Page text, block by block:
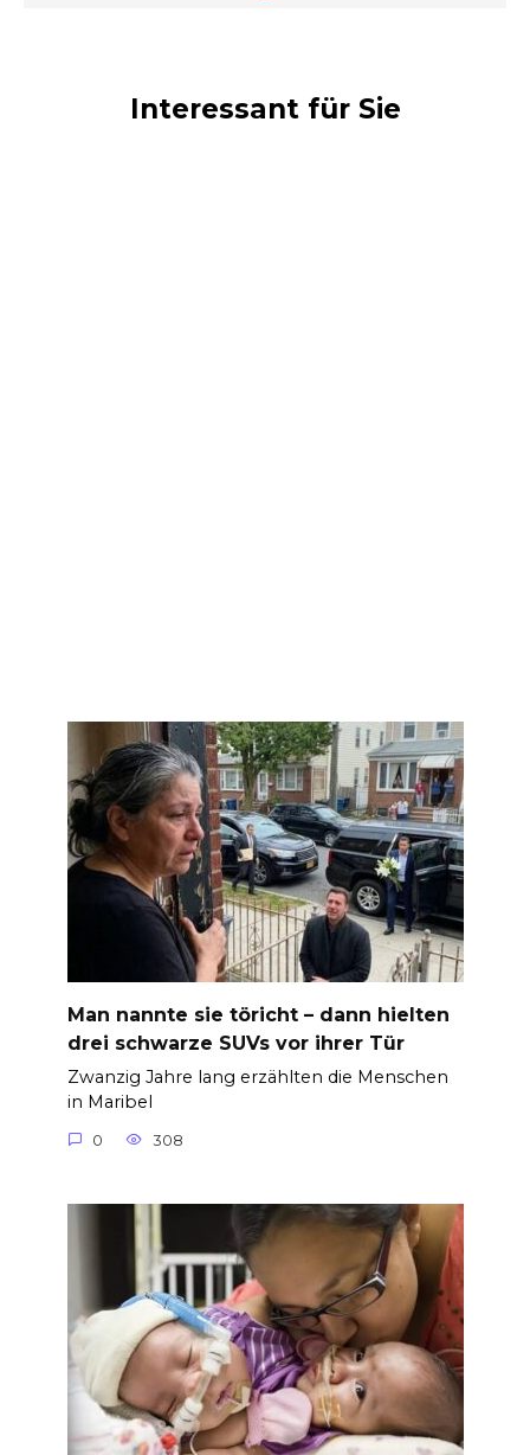
Interessant für Sie
Man nannte sie töricht – dann hielten
drei schwarze SUVs vor ihrer Tür
Zwanzig Jahre lang erzählten die Menschen
in Maribel
0 308